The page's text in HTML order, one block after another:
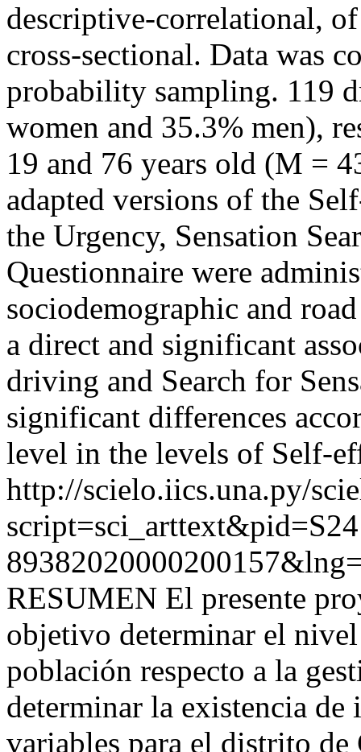
descriptive-correlational,
cross-sectional. Data was
probability sampling. 119
women and 35.3% men),
19 and 76 years old (M =
adapted versions of the
the Urgency, Sensation
Questionnaire were
sociodemographic and
a direct and significant
driving and Search for
significant differences
level in the levels of Self-
http://scielo.iics.una.py/
RESUMEN El presente
objetivo determinar el
población respecto a la
determinar la existencia de
variables para el distrito de